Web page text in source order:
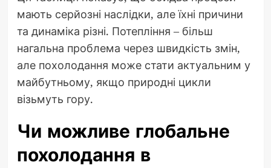
мають серйозні наслідки, але їхні причини
та динаміка різні. Потепління – більш
нагальна проблема через швидкість змін,
але похолодання може стати актуальним у
майбутньому, якщо природні цикли
візьмуть гору.
Чи можливе глобальне
похолодання в